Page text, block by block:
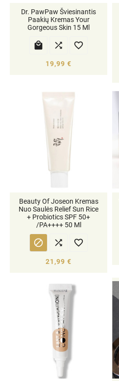
Dr. PawPaw Šviesinantis
Paakių Kremas Your
Gorgeous Skin 15 Ml
  
19,99 €
Beauty Of Joseon Kremas
Nuo Saulės Relief Sun Rice
+ Probiotics SPF 50+
/PA++++ 50 Ml
  
21,99 €